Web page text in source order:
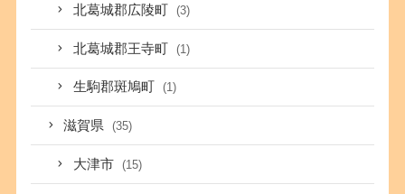
北葛城郡広陵町 (3)
北葛城郡王寺町 (1)
生駒郡斑鳩町 (1)
滋賀県 (35)
大津市 (15)